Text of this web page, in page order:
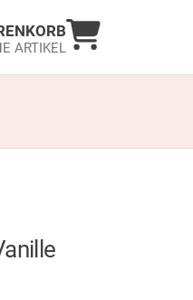
ARTIKEL
Warenkorb